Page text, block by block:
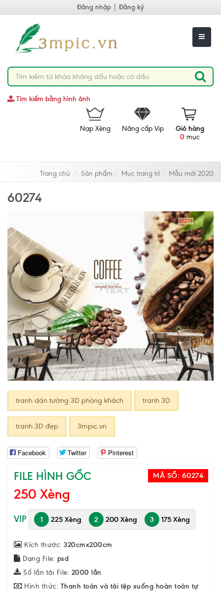
Đăng nhập Đăng ký
Tìm kiếm bằng hình ảnh
Giỏ hàng
0 mục
Nâng cấp Vip
Nạp Xèng
Trang chủ Sản phẩm Mục trang trí Mẫu mới 2020
60274
tranh dán tường 3D phòng khách tranh 3D
tranh 3D đẹp 3mpic.vn
Facebook Twitter Pinterest
FILE HÌNH GỐC MÃ SỐ: 60274
250 Xèng
VIP 1 225 Xèng 2 200 Xèng 3 175 Xèng
Kích thước: 320cmx200cm
Dạng File: psd
Số lần tải File: 2000 lần
Hình thức: Thanh toán và tải tệp xuống hoàn toàn tự